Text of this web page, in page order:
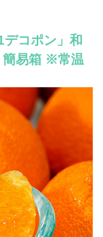
コポン」和
簡易箱 ※常温